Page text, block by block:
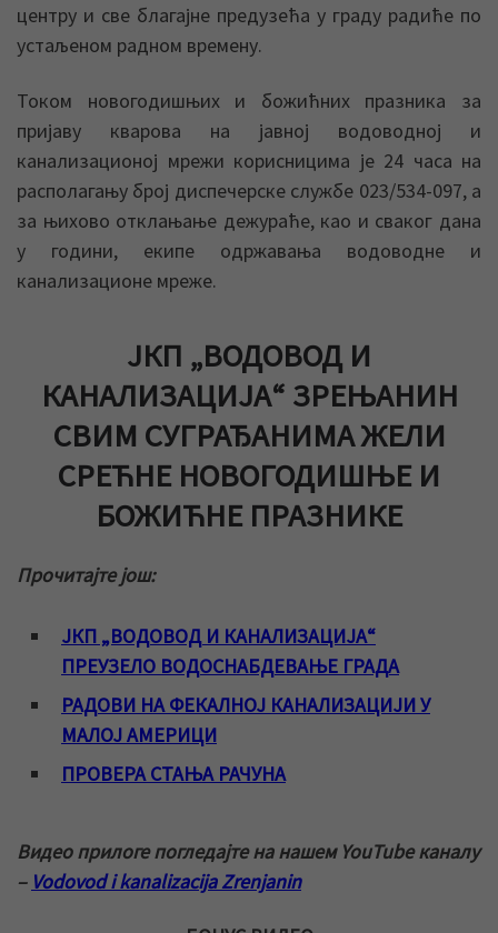
центру и све благајне предузећа у граду радиће по
устаљеном радном времену.
Током новогодишњих и божићних празника за
пријаву кварова на јавној водоводној и
канализационој мрежи корисницима је 24 часа на
располагању број диспечерске службе 023/534-097, а
за њихово отклањање дежураће, као и сваког дана
у години, екипе одржавања водоводне и
канализационе мреже.
ЈКП „ВОДОВОД И
КАНАЛИЗАЦИЈА“ ЗРЕЊАНИН
СВИМ СУГРАЂАНИМА ЖЕЛИ
СРЕЋНЕ НОВОГОДИШЊЕ И
БОЖИЋНЕ ПРАЗНИКЕ
Прочитајте још:
ЈКП „ВОДОВОД И КАНАЛИЗАЦИЈА“
ПРЕУЗЕЛО ВОДОСНАБДЕВАЊЕ ГРАДА
РАДОВИ НА ФЕКАЛНОЈ КАНАЛИЗАЦИЈИ У
МАЛОЈ АМЕРИЦИ
ПРОВЕРА СТАЊА РАЧУНА
Видео прилоге погледајте на нашем YouTube каналу
– Vodovod i kanalizacija Zrenjanin